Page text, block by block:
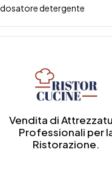
dosatore detergente
Vendita di
Professionali per
Ristorazione.